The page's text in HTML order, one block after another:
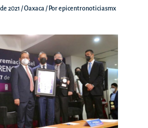
2021 /Oaxaca / Porepicentronoticiasmx